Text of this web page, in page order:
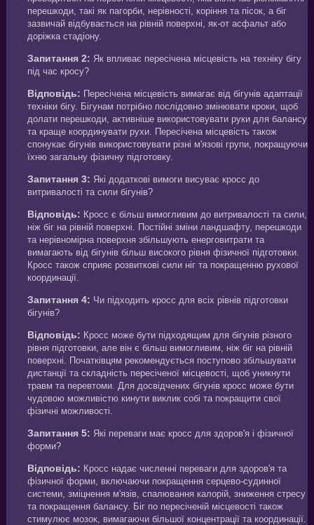
перешкоди, такі як пагорби, нерівності, коріння та пісок, а біг
зазвичай відбувається на рівній поверхні, як-от асфальт або
доріжка стадіону.
Запитання 2: Як впливає пересічена місцевість на техніку бігу
під час кросу?
Відповідь: Пересічена місцевість вимагає від бігунів адаптації
техніки бігу. Бігунам потрібно послідовно змінювати кроки, щоб
долати перешкоди, активніше використовувати руки для балансу
та краще координувати рухи. Пересічена місцевість також
спонукає бігунів використовувати різні м'язові групи, покращуючи
їхню загальну фізичну підготовку.
Запитання 3: Які додаткові вимоги висуває кросс до
витривалості та сили бігунів?
Відповідь: Кросс є більш вимогливим до витривалості та сили,
ніж біг на рівній поверхні. Постійні зміни ландшафту, перешкоди
та нерівномірна поверхня збільшують енерговитрати та
вимагають від бігунів більш високого рівня фізичної підготовки.
Кросс також сприяє розвиткові сили ніг та покращенню рухової
координації.
Запитання 4: Чи підходить кросс для всіх рівнів підготовки
бігунів?
Відповідь: Кросс може бути підходящим для бігунів різного
рівня підготовки, але він є більш вимогливим, ніж біг на рівній
поверхні. Початківцям рекомендується поступово збільшувати
дистанції та складність пересіченої місцевості, щоб уникнути
травм та перевтоми. Для досвідчених бігунів кросс може бути
чудовою можливістю кинути виклик собі та покращити свої
фізичні можливості.
Запитання 5: Які переваги має кросс для здоров'я і фізичної
форми?
Відповідь: Кросс надає численні переваги для здоров'я та
фізичної форми, включаючи покращення серцево-судинної
системи, зміцнення м'язів, спалювання калорій, зниження стресу
та покращення балансу. Біг по пересіченій місцевості також
стимулює мозок, вимагаючи більшої концентрації та координації.